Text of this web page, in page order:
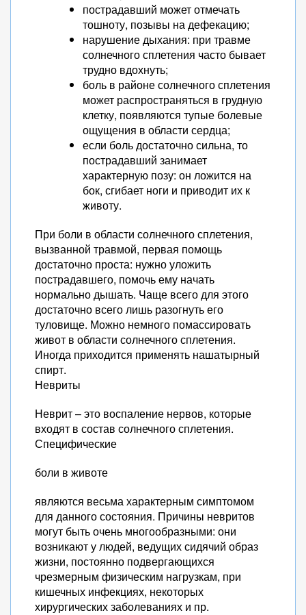
пострадавший может отмечать
тошноту, позывы на дефекацию;
нарушение дыхания: при травме
солнечного сплетения часто бывает
трудно вдохнуть;
боль в районе солнечного сплетения
может распространяться в грудную
клетку, появляются тупые болевые
ощущения в области сердца;
если боль достаточно сильна, то
пострадавший занимает
характерную позу: он ложится на
бок, сгибает ноги и приводит их к
животу.
При боли в области солнечного сплетения,
вызванной травмой, первая помощь
достаточно проста: нужно уложить
пострадавшего, помочь ему начать
нормально дышать. Чаще всего для этого
достаточно всего лишь разогнуть его
туловище. Можно немного помассировать
живот в области солнечного сплетения.
Иногда приходится применять нашатырный
спирт.
Невриты
Неврит – это воспаление нервов, которые
входят в состав солнечного сплетения.
Специфические
боли в животе
являются весьма характерным симптомом
для данного состояния. Причины невритов
могут быть очень многообразными: они
возникают у людей, ведущих сидячий образ
жизни, постоянно подвергающихся
чрезмерным физическим нагрузкам, при
кишечных инфекциях, некоторых
хирургических заболеваниях и пр.